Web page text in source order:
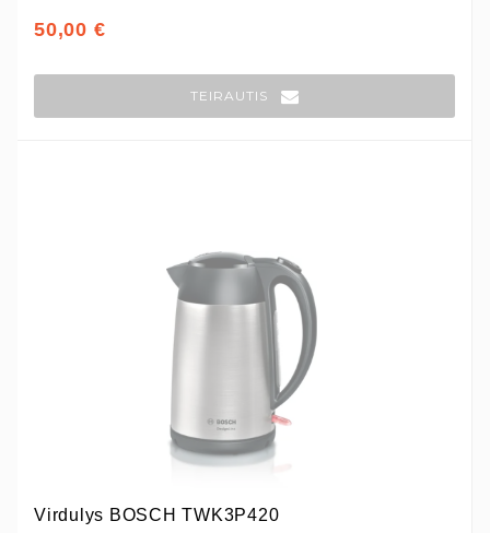
50,00 €
TEIRAUTIS
Virdulys BOSCH TWK3P420